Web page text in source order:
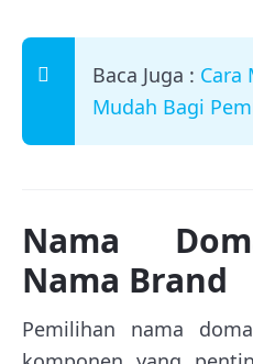
Baca Juga : Cara
Mudah Bagi
Nama
Nama Brand
Pemilihan nama